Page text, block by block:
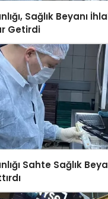
Sağlık Beyanı
Getirdi
Sahte Sağlık